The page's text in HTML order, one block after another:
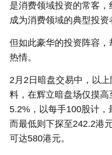
是消费领域投资的常客
成为消费领域的典型投资
但如此豪华的投资阵容
热情。
2月2日暗盘交易中，以
料，在辉立暗盘场仅摸
5.2%，以每手100股计，
而最低则下探至242.2港
可达580港元。